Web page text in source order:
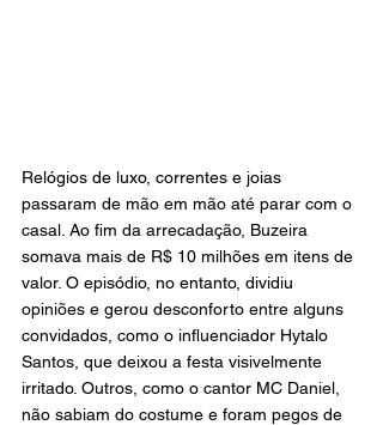
Relógios de luxo, correntes e joias
passaram de mão em mão até parar com o
casal. Ao fim da arrecadação, Buzeira
somava mais de R$ 10 milhões em itens de
valor. O episódio, no entanto, dividiu
opiniões e gerou desconforto entre alguns
convidados, como o influenciador Hytalo
Santos, que deixou a festa visivelmente
irritado. Outros, como o cantor MC Daniel,
não sabiam do costume e foram pegos de